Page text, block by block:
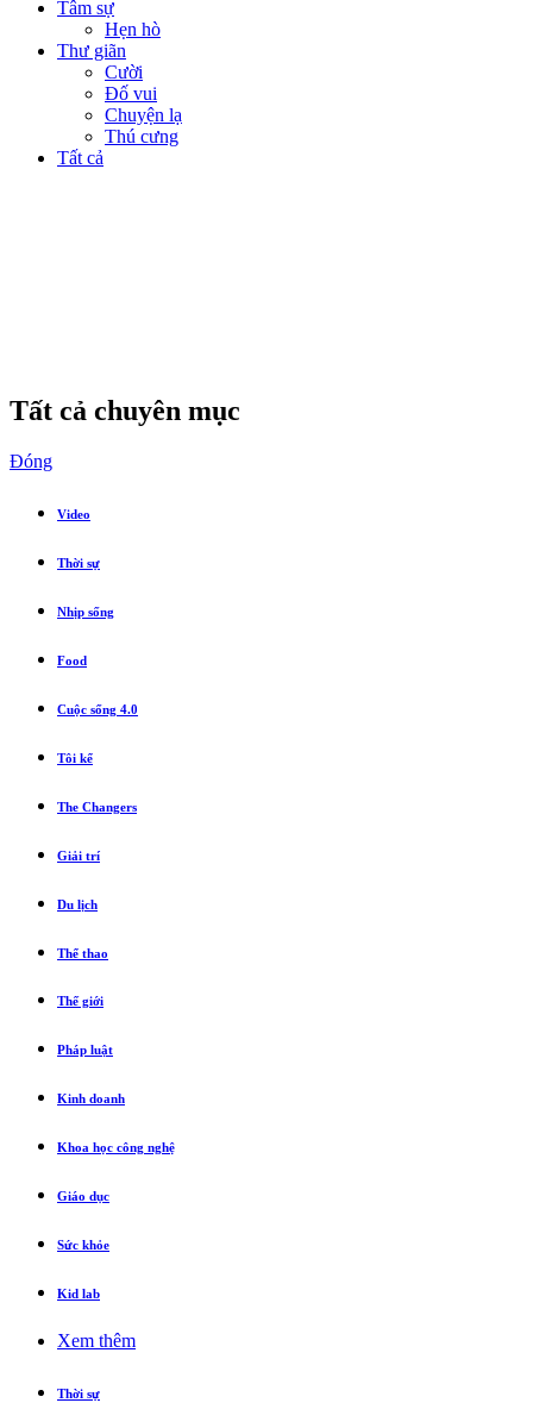
Tâm sự
Hẹn hò
Thư giãn
Cười
Đố vui
Chuyện lạ
Thú cưng
Tất cả
Tất cả chuyên mục
Đóng
Video
Thời sự
Nhịp sống
Food
Cuộc sống 4.0
Tôi kể
The Changers
Giải trí
Du lịch
Thể thao
Thế giới
Pháp luật
Kinh doanh
Khoa học công nghệ
Giáo dục
Sức khỏe
Kid lab
Xem thêm
Thời sự